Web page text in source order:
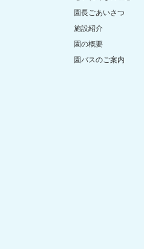
園長ごあいさつ
施設紹介
園の概要
園バスのご案内